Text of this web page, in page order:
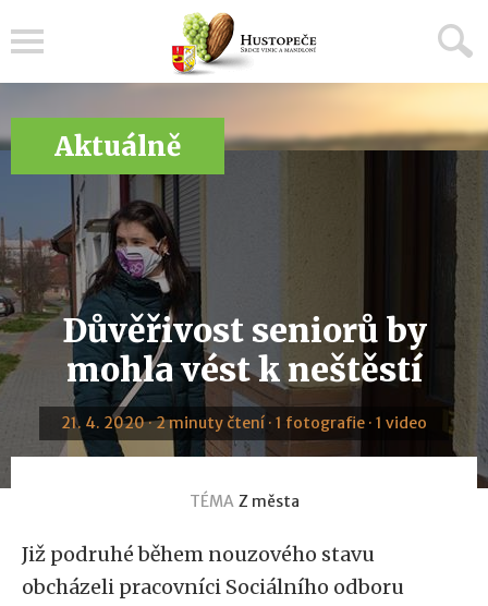
Aktuálně
Důvěřivost seniorů by
mohla vést k neštěstí
21. 4. 2020 · 2 minuty čtení · 1 fotografie · 1 video
TÉMA Z města
Již podruhé během nouzového stavu
obcházeli pracovníci Sociálního odboru